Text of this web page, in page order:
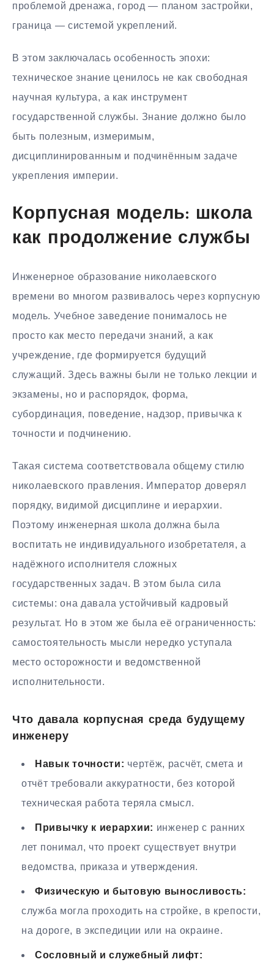
проблемой дренажа, город — планом застройки,
граница — системой укреплений.
В этом заключалась особенность эпохи:
техническое знание ценилось не как свободная
научная культура, а как инструмент
государственной службы. Знание должно было
быть полезным, измеримым,
дисциплинированным и подчинённым задаче
укрепления империи.
Корпусная модель: школа
как продолжение службы
Инженерное образование николаевского
времени во многом развивалось через корпусную
модель. Учебное заведение понималось не
просто как место передачи знаний, а как
учреждение, где формируется будущий
служащий. Здесь важны были не только лекции и
экзамены, но и распорядок, форма,
субординация, поведение, надзор, привычка к
точности и подчинению.
Такая система соответствовала общему стилю
николаевского правления. Император доверял
порядку, видимой дисциплине и иерархии.
Поэтому инженерная школа должна была
воспитать не индивидуального изобретателя, а
надёжного исполнителя сложных
государственных задач. В этом была сила
системы: она давала устойчивый кадровый
результат. Но в этом же была её ограниченность:
самостоятельность мысли нередко уступала
место осторожности и ведомственной
исполнительности.
Что давала корпусная среда будущему
инженеру
Навык точности: чертёж, расчёт, смета и
отчёт требовали аккуратности, без которой
техническая работа теряла смысл.
Привычку к иерархии: инженер с ранних
лет понимал, что проект существует внутри
ведомства, приказа и утверждения.
Физическую и бытовую выносливость:
служба могла проходить на стройке, в крепости,
на дороге, в экспедиции или на окраине.
Сословный и служебный лифт: